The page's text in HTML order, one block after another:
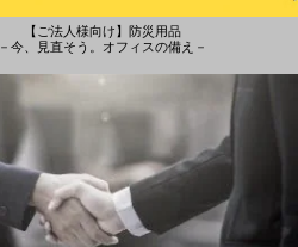
【ご法人様向け】防災用品
－今、見直そう。オフィスの備え－